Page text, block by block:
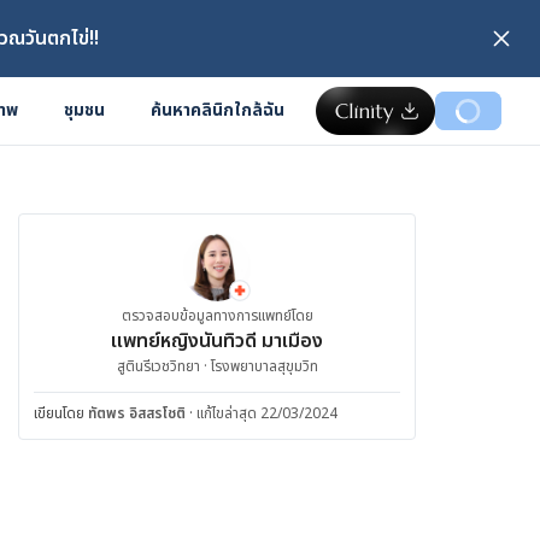
ณวันตกไข่!!
พ ชุมชน ค้นหาคลินิกใกล้ฉัน
ตรวจสอบข้อมูลทางการแพทย์โดย
แพทย์หญิงนันทิวดี มาเมือง
สูตินรีเวชวิทยา · โรงพยาบาลสุขุมวิท
เขียนโดย ทัตพร อิสสรโชติ · แก้ไขล่าสุด 22/03/2024